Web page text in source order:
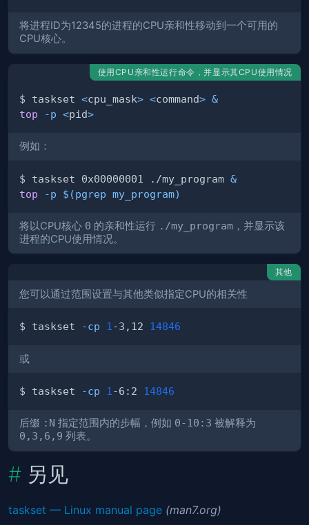
将进程ID为12345的进程的CPU亲和性移动到一个可用的
CPU核心。
使用CPU亲和性运行命令，并显示其CPU使用情况
$ taskset <cpu_mask> <command> &
top
-p <pid>
例如：
$ taskset 0x00000001 ./my_program &
top
-p $(pgrep my_program)
将以CPU核心 0 的亲和性运行 ./my_program ，并显示该
进程的CPU使用情况。
其他
您可以通过范围设置与其他类似指定CPU的相关性
$ taskset -cp 1 -3,12 14846
或
$ taskset -cp 1 -6:2 14846
后缀 :N 指定范围内的步幅，例如 0-10:3 被解释为
0,3,6,9 列表。
另见
taskset — Linux manual page (man7.org)